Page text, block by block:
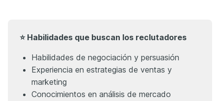
⭐ Habilidades que buscan los reclutadores
Habilidades de negociación y persuasión
Experiencia en estrategias de ventas y
marketing
Conocimientos en análisis de mercado